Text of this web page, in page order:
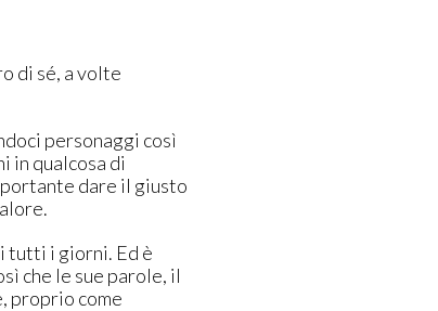
di sé, a volte
personaggi così
in qualcosa di
dare il giusto
tutti i giorni. Ed è
che le sue parole, il
proprio come